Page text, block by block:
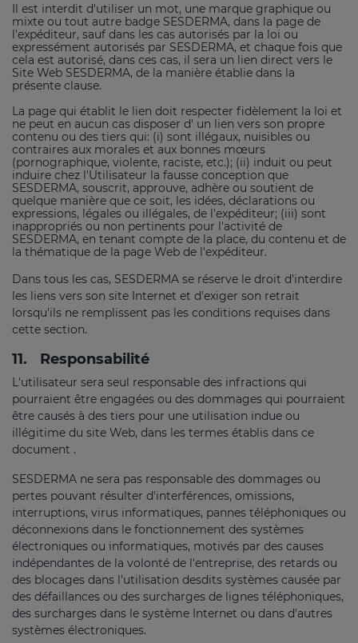
Il est interdit d'utiliser un mot, une marque graphique ou
mixte ou tout autre badge SESDERMA, dans la page de
l'expéditeur, sauf dans les cas autorisés par la loi ou
expressément autorisés par SESDERMA, et chaque fois que
cela est autorisé, dans ces cas, il sera un lien direct vers le
Site Web SESDERMA, de la manière établie dans la
présente clause.
La page qui établit le lien doit respecter fidèlement la loi et
ne peut en aucun cas disposer d' un lien vers son propre
contenu ou des tiers qui: (i) sont illégaux, nuisibles ou
contraires aux morales et aux bonnes mœurs
(pornographique, violente, raciste, etc.); (ii) induit ou peut
induire chez l'Utilisateur la fausse conception que
SESDERMA, souscrit, approuve, adhère ou soutient de
quelque manière que ce soit, les idées, déclarations ou
expressions, légales ou illégales, de l'expéditeur; (iii) sont
inappropriés ou non pertinents pour l'activité de
SESDERMA, en tenant compte de la place, du contenu et de
la thématique de la page Web de l'expéditeur.
Dans tous les cas, SESDERMA se réserve le droit d'interdire
les liens vers son site Internet et d'exiger son retrait
lorsqu'ils ne remplissent pas les conditions requises dans
cette section.
11. Responsabilité
L'utilisateur sera seul responsable des infractions qui
pourraient être engagées ou des dommages qui pourraient
être causés à des tiers pour une utilisation indue ou
illégitime du site Web, dans les termes établis dans ce
document .
SESDERMA ne sera pas responsable des dommages ou
pertes pouvant résulter d'interférences, omissions,
interruptions, virus informatiques, pannes téléphoniques ou
déconnexions dans le fonctionnement des systèmes
électroniques ou informatiques, motivés par des causes
indépendantes de la volonté de l'entreprise, des retards ou
des blocages dans l'utilisation desdits systèmes causée par
des défaillances ou des surcharges de lignes téléphoniques,
des surcharges dans le système Internet ou dans d'autres
systèmes électroniques.